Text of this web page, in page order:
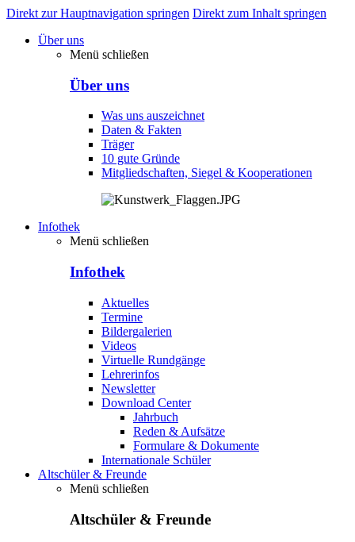
Direkt zur Hauptnavigation springen Direkt zum Inhalt springen
Über uns
Menü schließen
Über uns
Was uns auszeichnet
Daten & Fakten
Träger
10 gute Gründe
Mitgliedschaften, Siegel & Kooperationen
Infothek
Menü schließen
Infothek
Aktuelles
Termine
Bildergalerien
Videos
Virtuelle Rundgänge
Lehrerinfos
Newsletter
Download Center
Jahrbuch
Reden & Aufsätze
Formulare & Dokumente
Internationale Schüler
Altschüler & Freunde
Menü schließen
Altschüler & Freunde